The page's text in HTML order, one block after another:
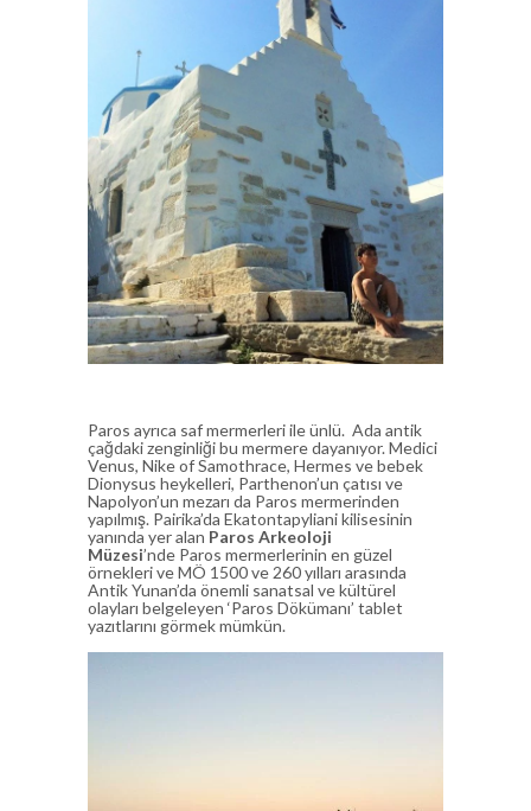
Paros ayrıca saf mermerleri ile ünlü. Ada antik
çağdaki zenginliği bu mermere dayanıyor. Medici
Venus, Nike of Samothrace, Hermes ve bebek
Dionysus heykelleri, Parthenon’un çatısı ve
Napolyon’un mezarı da Paros mermerinden
yapılmış. Pairika’da Ekatontapyliani kilisesinin
yanında yer alan Paros Arkeoloji
Müzesi’nde Paros mermerlerinin en güzel
örnekleri ve MÖ 1500 ve 260 yılları arasında
Antik Yunan’da önemli sanatsal ve kültürel
olayları belgeleyen ‘Paros Dökümanı’ tablet
yazıtlarını görmek mümkün.